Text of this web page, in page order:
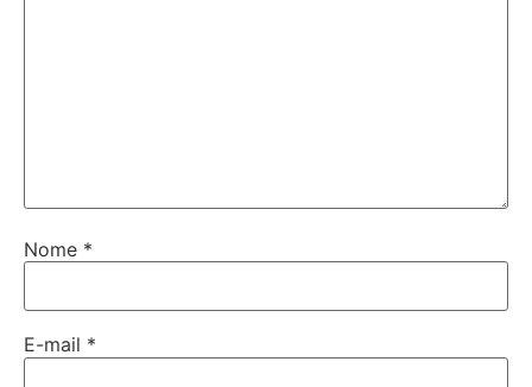
Nome *
E-mail *